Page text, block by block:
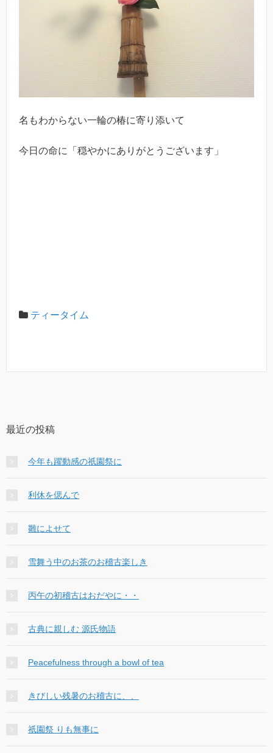
名もわからない一輪の椿に寄り添いて
今日の命に「穏やかにありがとうございます」
ティータイム
最近の投稿
今年も躍動感の祇園祭に
利休を偲んで
雛によせて
雪舞う中のお茶のお稽古楽しき
丙午の初稽古はおだやに・・
古典に親しむ 源氏物語
Peacefulness through a bowl of tea
きびしい残暑のお稽古に、、
祇園祭 りも無事に